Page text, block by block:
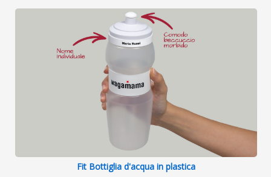
Fit Bottiglia d'acqua in plastica